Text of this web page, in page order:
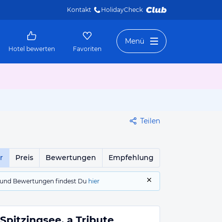
Kontakt HolidayCheck
Hotel bewerten Favoriten
Menü
Teilen
Preis Bewertungen Empfehlung
Bewertungen findest Du hier